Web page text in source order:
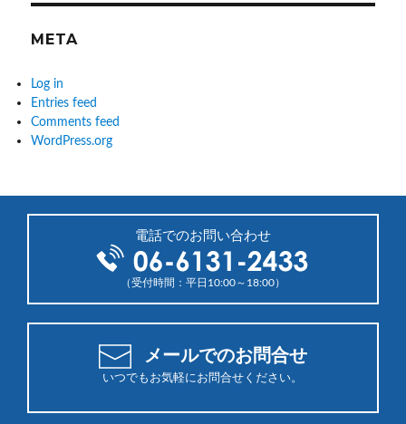
META
Log in
Entries feed
Comments feed
WordPress.org
電話でのお問い合わせ
（受付時間：平日10:00～18:00）
メールでのお問合せ
いつでもお気軽にお問合せください。